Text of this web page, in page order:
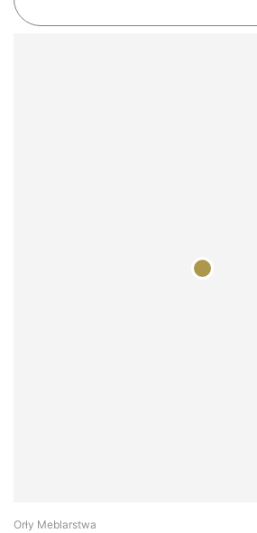
Orły Meblarstwa